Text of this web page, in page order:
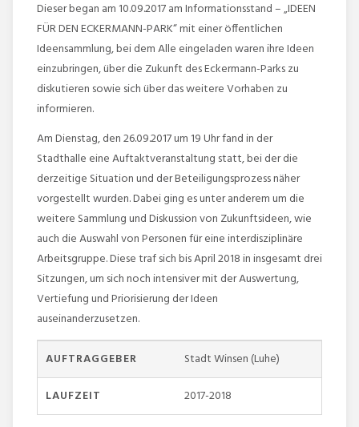
Dieser began am 10.09.2017 am Informationsstand – „IDEEN
FÜR DEN ECKERMANN-PARK“ mit einer öffentlichen
Ideensammlung, bei dem Alle eingeladen waren ihre Ideen
einzubringen, über die Zukunft des Eckermann-Parks zu
diskutieren sowie sich über das weitere Vorhaben zu
informieren.
Am Dienstag, den 26.09.2017 um 19 Uhr fand in der
Stadthalle eine Auftaktveranstaltung statt, bei der die
derzeitige Situation und der Beteiligungsprozess näher
vorgestellt wurden. Dabei ging es unter anderem um die
weitere Sammlung und Diskussion von Zukunftsideen, wie
auch die Auswahl von Personen für eine interdisziplinäre
Arbeitsgruppe. Diese traf sich bis April 2018 in insgesamt drei
Sitzungen, um sich noch intensiver mit der Auswertung,
Vertiefung und Priorisierung der Ideen
auseinanderzusetzen.
AUFTRAGGEBER
Stadt Winsen (Luhe)
LAUFZEIT
2017-2018